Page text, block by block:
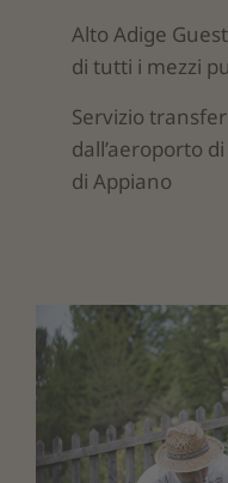
Alto Adige
di tutti i mezzi
Servizio
dall’aeroporto
di Appiano